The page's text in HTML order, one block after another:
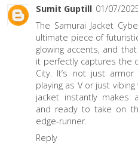
Sumit Guptill 01/07/
The Samurai Jacket
ultimate piece of
glowing accents, and
it perfectly captures the
City. It’s not just
playing as V or just
jacket instantly makes
and ready to take on
edge-runner.
Reply